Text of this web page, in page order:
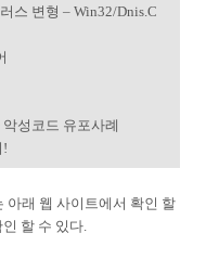
스 변형 – Win32/Dnis.C
성코드 유포사례
!
아래 웹 사이트에서 확인 할
할 수 있다.